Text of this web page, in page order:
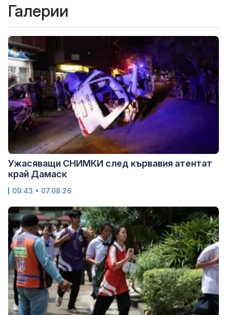
Галерии
Ужасяващи СНИМКИ след кървавия атентат
край Дамаск
09:43 • 07.08.26